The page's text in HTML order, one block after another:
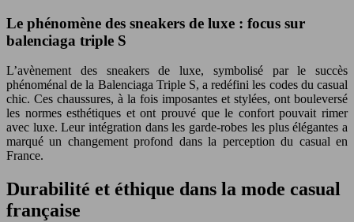
Le phénomène des sneakers de luxe : focus sur
balenciaga triple S
L’avènement des sneakers de luxe, symbolisé par le succès
phénoménal de la Balenciaga Triple S, a redéfini les codes du casual
chic. Ces chaussures, à la fois imposantes et stylées, ont bouleversé
les normes esthétiques et ont prouvé que le confort pouvait rimer
avec luxe. Leur intégration dans les garde-robes les plus élégantes a
marqué un changement profond dans la perception du casual en
France.
Durabilité et éthique dans la mode casual
française